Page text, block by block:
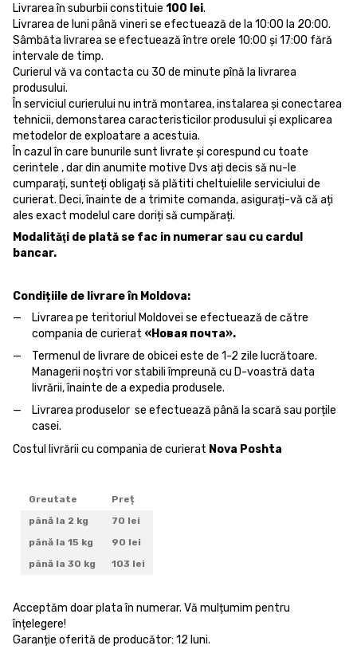
Livrarea în suburbii constituie 100 lei.
Livrarea de luni până vineri se efectuează de la 10:00 la 20:00.
Sâmbăta livrarea se efectuează între orele 10:00 și 17:00 fără
intervale de timp.
Curierul vă va contacta cu 30 de minute pînă la livrarea
produsului.
În serviciul curierului nu intră montarea, instalarea și conectarea
tehnicii, demonstarea caracteristicilor produsului și explicarea
metodelor de exploatare a acestuia.
În cazul în care bunurile sunt livrate și corespund cu toate
cerintele , dar din anumite motive Dvs ați decis să nu-le
cumparați, sunteți obligați să plătiti cheltuielile serviciului de
curierat. Deci, înainte de a trimite comanda, asigurați-vă că ați
ales exact modelul care doriți să cumpărați.
Modalităţi de plată se fac in numerar sau cu cardul
bancar.
Condițiile de livrare în Moldova:
Livrarea pe teritoriul Moldovei se efectuează de către
compania de curierat «Новая почта».
Termenul de livrare de obicei este de 1-2 zile lucrătoare.
Managerii noștri vor stabili împreună cu D-voastră data
livrării, înainte de a expedia produsele.
Livrarea produselor se efectuează până la scară sau porțile
casei.
Costul livrării cu compania de curierat Nova Poshta
Greutate
Preț
până la 2 kg
70 lei
până la 15 kg
90 lei
până la 30 kg
103 lei
Acceptăm doar plata în numerar. Vă mulțumim pentru
înțelegere!
Garanție oferită de producător: 12 luni.